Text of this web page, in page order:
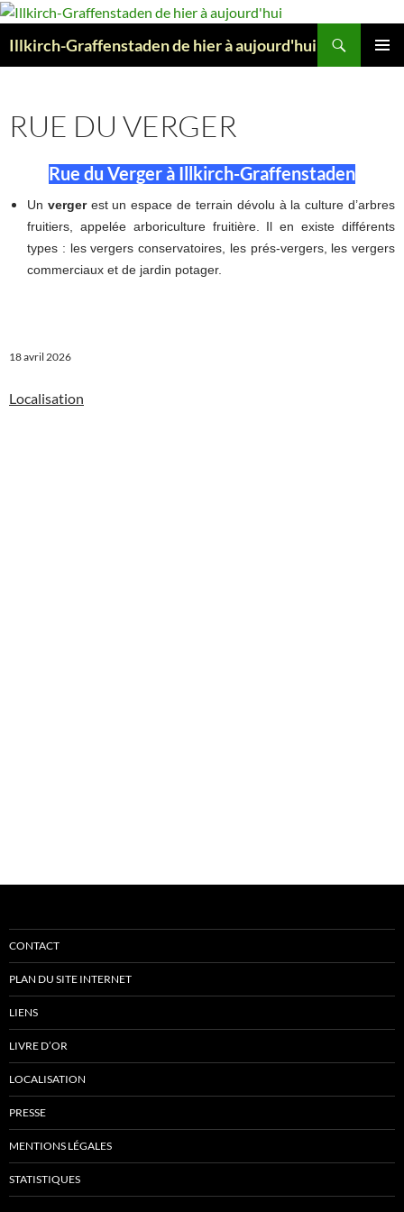
Aller
contenu
Illkirch-Graffenstaden de hier à aujourd'hui
RUE DU VERGER
Rue du Verger à Illkirch-Graffenstaden
Un vergerest un espace de terrain dévolu à la culture d’arbres
fruitiers, appelée arboriculture fruitière. Il en existe différents
types : les vergers conservatoires, les prés-vergers, les vergers
commerciaux et de jardin potager.
18 avril 2026
Localisation
CONTACT
PLAN DU SITE INTERNET
LIENS
LIVRE D’OR
LOCALISATION
PRESSE
MENTIONS LÉGALES
STATISTIQUES